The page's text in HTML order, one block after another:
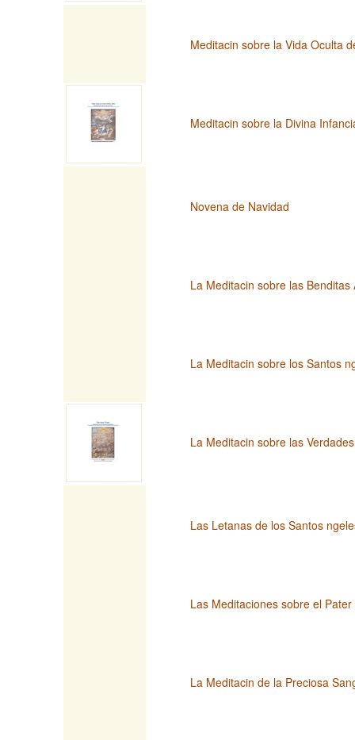
Meditacin sobre la Vida Oculta
Meditacin sobre la Divina
Novena de Navidad
La Meditacin sobre las
La Meditacin sobre los Santos
La Meditacin sobre las
Las Letanas de los Santos
Las Meditaciones sobre el
La Meditacin de la Preciosa